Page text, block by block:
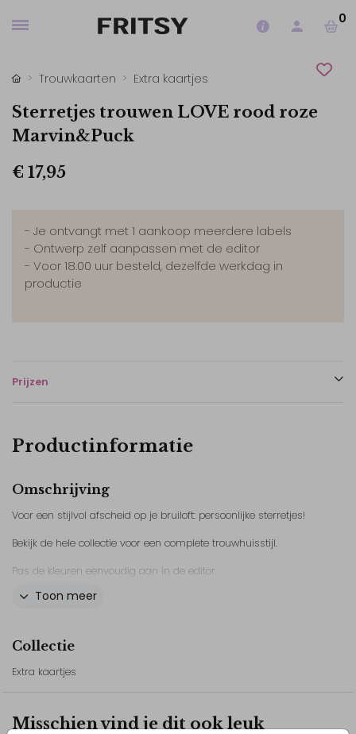
0
Trouwkaarten Extra kaartjes
Sterretjes trouwen LOVE rood roze
Marvin&Puck
€ 17,95
- Je ontvangt met 1 aankoop meerdere labels
- Ontwerp zelf aanpassen met de editor
- Voor 18.00 uur besteld, dezelfde werkdag in
productie
Prijzen
Productinformatie
Omschrijving
Voor een stijlvol afscheid op je bruiloft: persoonlijke sterretjes!
Bekijk de hele collectie voor een complete trouwhuisstijl.
Pas de kleuren eenvoudig aan in de editor.
Toon meer
Collectie
Extra kaartjes
Misschien vind je dit ook leuk